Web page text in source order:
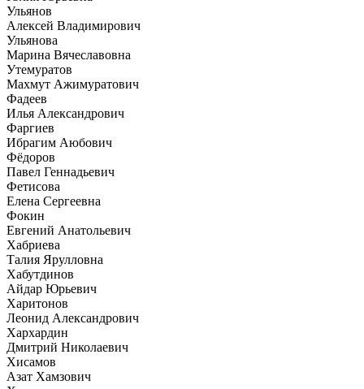
Ульянов
Алексей Владимирович
Ульянова
Марина Вячеславовна
Утемуратов
Махмут Ажимуратович
Фадеев
Илья Александрович
Фаргиев
Ибрагим Аюбович
Фёдоров
Павел Геннадьевич
Фетисова
Елена Сергеевна
Фокин
Евгений Анатольевич
Хабриева
Талия Ярулловна
Хабутдинов
Айдар Юрьевич
Харитонов
Леонид Александрович
Хархардин
Дмитрий Николаевич
Хисамов
Азат Хамзович